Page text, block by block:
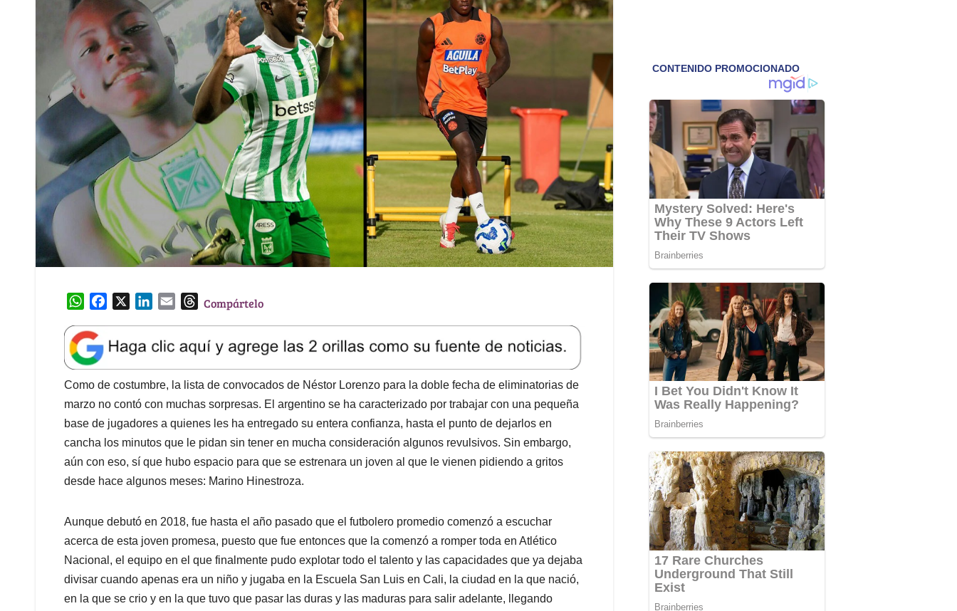
W
a
t
s
A
p
p
e
b
o
o
k
k
e
d
I
n
l
T
e
a
d
s
Compártelo
Como de costumbre, la lista de convocados de Néstor Lorenzo para la doble fecha de eliminatorias de
marzo no contó con muchas sorpresas. El argentino se ha caracterizado por trabajar con una pequeña
base de jugadores a quienes les ha entregado su entera confianza, hasta el punto de dejarlos en
cancha los minutos que le pidan sin tener en mucha consideración algunos revulsivos. Sin embargo,
aún con eso, sí que hubo espacio para que se estrenara un joven al que le vienen pidiendo a gritos
desde hace algunos meses: Marino Hinestroza.
Aunque debutó en 2018, fue hasta el año pasado que el futbolero promedio comenzó a escuchar
acerca de esta joven promesa, puesto que fue entonces que la comenzó a romper toda en Atlético
Nacional, el equipo en el que finalmente pudo explotar todo el talento y las capacidades que ya dejaba
divisar cuando apenas era un niño y jugaba en la Escuela San Luis en Cali, la ciudad en la que nació,
en la que se crio y en la que tuvo que pasar las duras y las maduras para salir adelante, llegando